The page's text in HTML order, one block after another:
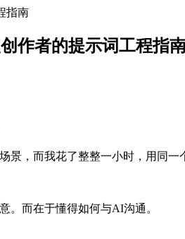
指南
作者的提示词工程指
，而我花了整整一小时，用同一
。而在于懂得如何与AI沟通。